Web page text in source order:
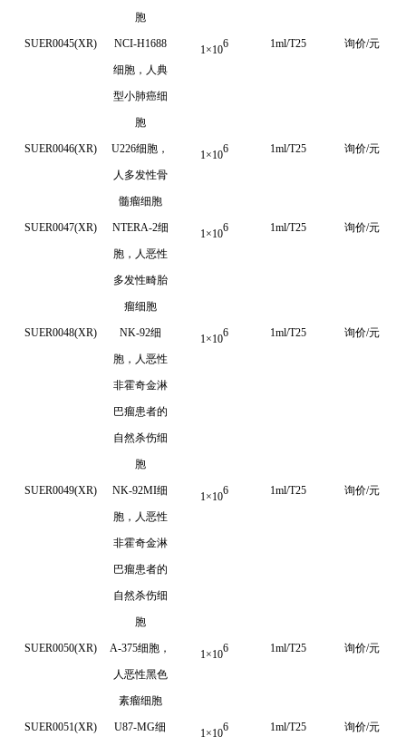
胞
SUER0045(XR) NCI-H1688
细胞，人典
型小肺癌细
胞
1 ×106 1ml/T25 询价/元
SUER0046(XR) U226细胞，
人多发性骨
髓瘤细胞
1 ×106 1ml/T25 询价/元
SUER0047(XR) NTERA-2细
胞，人恶性
多发性畸胎
瘤细胞
1 ×106 1ml/T25 询价/元
SUER0048(XR) NK-92细
胞，人恶性
非霍奇金淋
巴瘤患者的
自然杀伤细
胞
1 ×106 1ml/T25 询价/元
SUER0049(XR) NK-92MI细
胞，人恶性
非霍奇金淋
巴瘤患者的
自然杀伤细
胞
1 ×106 1ml/T25 询价/元
SUER0050(XR) A-375细胞，
人恶性黑色
素瘤细胞
1 ×106 1ml/T25 询价/元
SUER0051(XR) U87-MG细 1 ×106 1ml/T25 询价/元